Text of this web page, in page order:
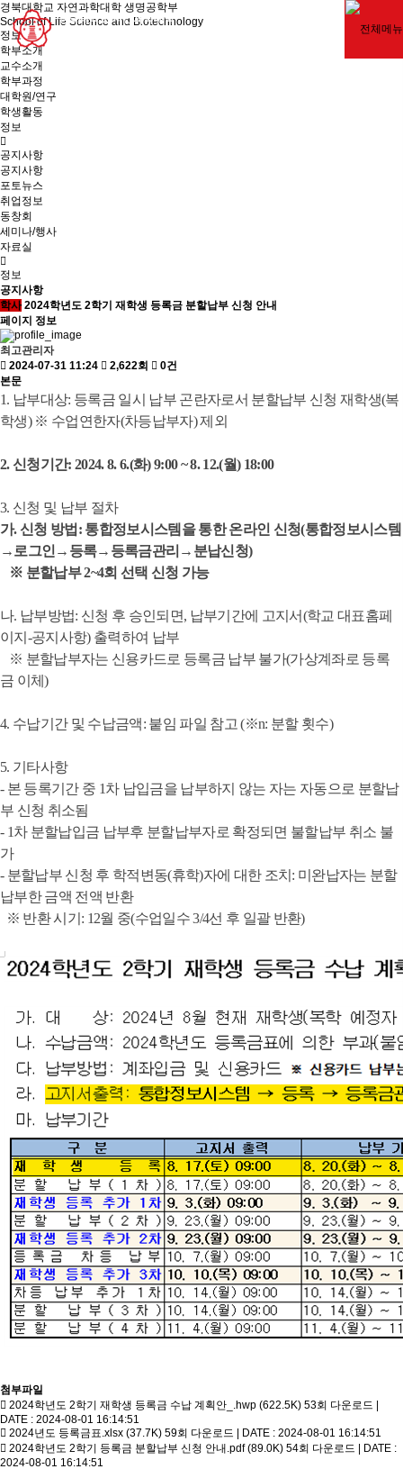
경북대학교 자연과학대학 생명공학부
School of Life Science and Biotechnology
정보
학부소개
교수소개
학부과정
대학원/연구
학생활동
정보
공지사항
공지사항
포토뉴스
취업정보
동창회
세미나/행사
자료실
정보
공지사항
학사 2024학년도 2학기 재학생 등록금 분할납부 신청 안내
페이지 정보
최고관리자
2024-07-31 11:24
2,622회
0건
본문
1. 납부대상: 등록금 일시 납부 곤란자로서 분할납부 신청 재학생(복
학생) ※ 수업연한자(차등납부자)제외
2.신청기간: 2024. 8. 6.(화) 9:00 ~ 8. 12.(월) 18:00
3. 신청 및 납부 절차
가.신청 방법 : 통합정보시스템을 통한 온라인 신청(통합정보시스템
→ 로그인 → 등록→ 등록금관리 → 분납신청)
※ 분할납부2~4회 선택 신청 가능
나. 납부방법: 신청 후 승인되면, 납부기간에 고지서(학교 대표홈페
이지 -공지사항) 출력하여 납부
※ 분할납부자는 신용카드로 등록금 납부 불가(가상계좌로 등록
금 이체)
4. 수납기간 및 수납금액: 붙임 파일 참고(※n: 분할 횟수)
5. 기타사항
- 본 등록기간 중 1차 납입금을 납부하지 않는 자는 자동으로 분할납
부 신청 취소됨
- 1차 분할납입금 납부후 분할납부자로 확정되면 불할납부 취소 불
가
- 분할납부 신청 후 학적변동(휴학)자에 대한 조치 : 미완납자는 분할
납부한 금액 전액 반환
※ 반환 시기 : 12월 중(수업일수3/4선 후 일괄 반환)
첨부파일
2024학년도 2학기 재학생 등록금 수납 계획안_.hwp (622.5K) 53회 다운로드 |
DATE : 2024-08-01 16:14:51
2024년도 등록금표.xlsx (37.7K) 59회 다운로드 | DATE : 2024-08-01 16:14:51
2024학년도 2학기 등록금 분할납부 신청 안내.pdf (89.0K) 54회 다운로드 | DATE :
2024-08-01 16:14:51